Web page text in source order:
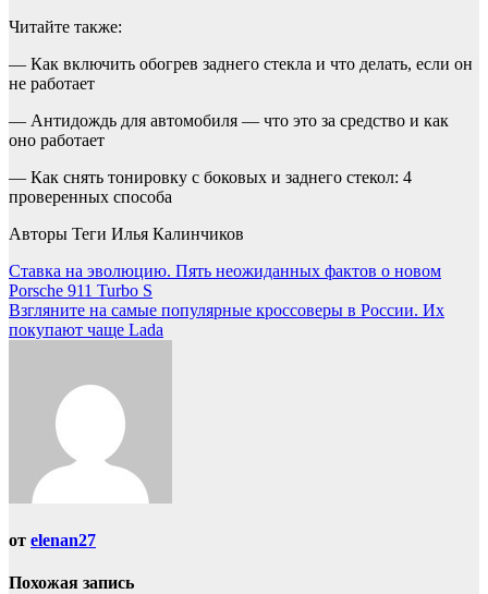
Читайте также:
— Как включить обогрев заднего стекла и что делать, если он
не работает
— Антидождь для автомобиля — что это за средство и как
оно работает
— Как снять тонировку с боковых и заднего стекол: 4
проверенных способа
Авторы Теги Илья Калинчиков
Навигация
по
записям
Ставка на эволюцию. Пять неожиданных фактов о новом
Porsche 911 Turbo S
Взгляните на самые популярные кроссоверы в России. Их
покупают чаще Lada
от elenan27
Похожая запись